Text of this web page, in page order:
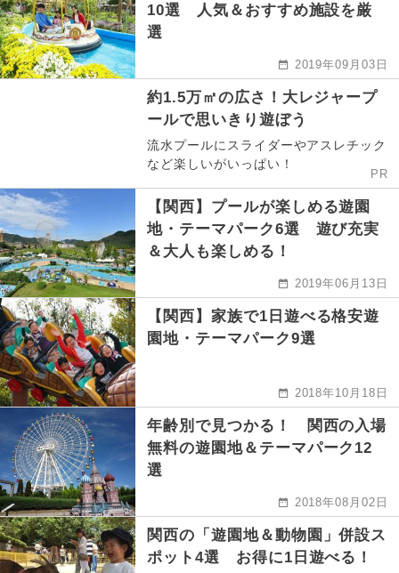
10選 人気＆おすすめ施設を厳
選
2019年09月03日
約1.5万㎡の広さ！大レジャープ
ールで思いきり遊ぼう
流水プールにスライダーやアスレチック
など楽しいがいっぱい！
PR
【関西】プールが楽しめる遊園
地・テーマパーク6選 遊び充実
＆大人も楽しめる！
2019年06月13日
【関西】家族で1日遊べる格安遊
園地・テーマパーク9選
2018年10月18日
年齢別で見つかる！ 関西の入場
無料の遊園地＆テーマパーク12
選
2018年08月02日
関西の「遊園地＆動物園」併設ス
ポット4選 お得に1日遊べる！